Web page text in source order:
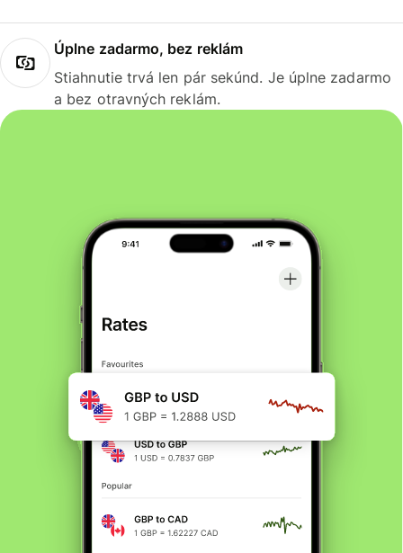
Úplne zadarmo, bez reklám
Stiahnutie trvá len pár sekúnd. Je úplne zadarmo
a bez otravných reklám.